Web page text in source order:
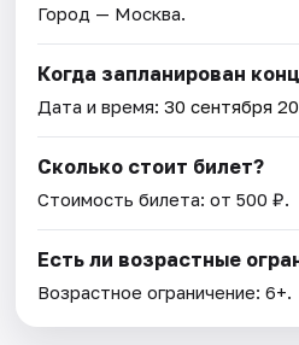
Город — Москва.
Когда запланирован
Дата и время:30 сентября
Сколько стоит билет?
Стоимость билета: от 500 ₽.
Есть ли возрастные
Возрастное ограничение: 6+.